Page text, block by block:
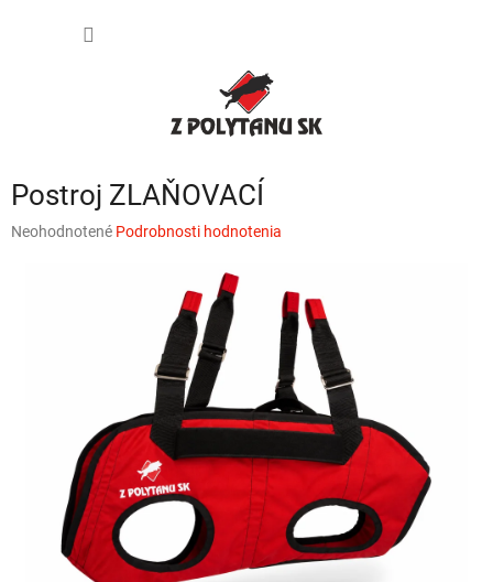
Postroj ZLAŇOVACÍ
Priemerné
Neohodnotené Podrobnosti hodnotenia